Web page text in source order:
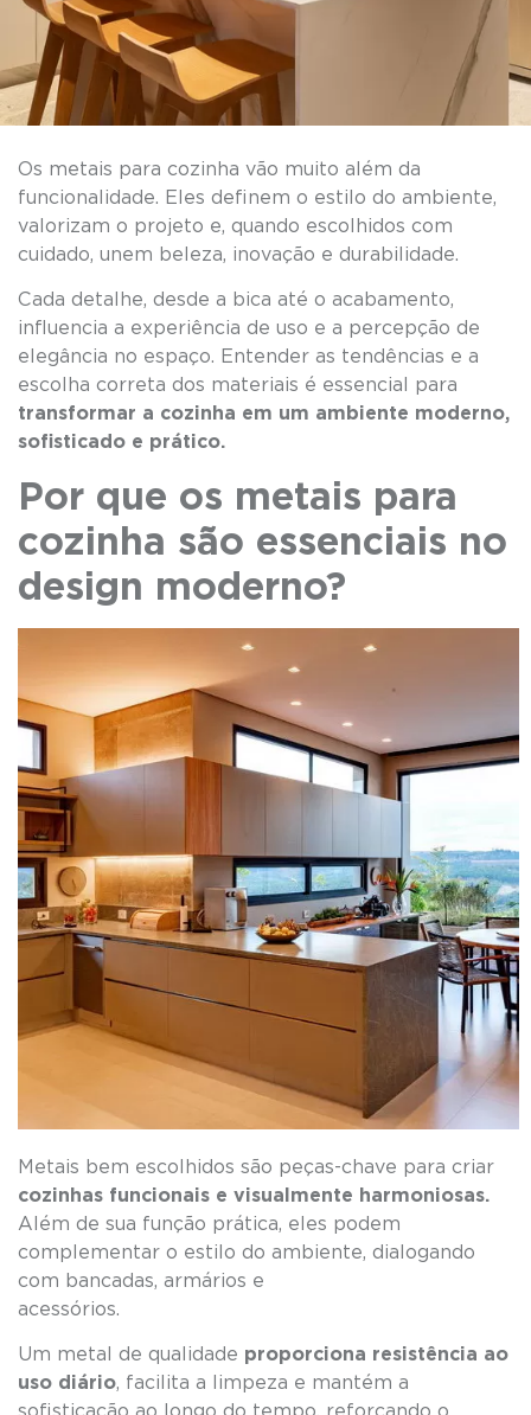
Os metais para cozinha vão muito além da
funcionalidade. Eles definem o estilo do ambiente,
valorizam o projeto e, quando escolhidos com
cuidado, unem beleza, inovação e durabilidade.
Cada detalhe, desde a bica até o acabamento,
influencia a experiência de uso e a percepção de
elegância no espaço. Entender as tendências e a
escolha correta dos materiais é essencial para
transformar a cozinha em um ambiente moderno,
sofisticado e prático.
Por que os metais para
cozinha são essenciais no
design moderno?
Metais bem escolhidos são peças-chave para criar
cozinhas funcionais e visualmente harmoniosas.
Além de sua função prática, eles podem
complementar o estilo do ambiente, dialogando
com bancadas, armários e
Um metal de qualidade proporciona resistência ao
uso diário, facilita a limpeza e mantém a